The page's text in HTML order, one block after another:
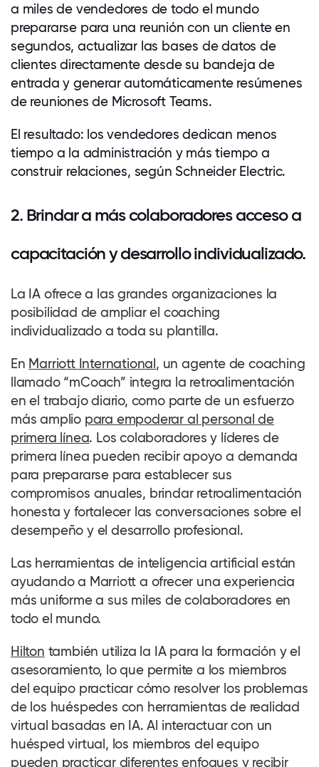
a miles de vendedores de todo el mundo
prepararse para una reunión con un cliente en
segundos, actualizar las bases de datos de
clientes directamente desde su bandeja de
entrada y generar automáticamente resúmenes
de reuniones de Microsoft Teams.
El resultado: los vendedores dedican menos
tiempo a la administración y más tiempo a
construir relaciones, según Schneider Electric.
2. Brindar a máscolaboradoresacceso a
capacitación y desarrollo individualizado.
La IA ofrece a las grandes organizaciones la
posibilidad de ampliar el coaching
individualizado a toda su plantilla.
En Marriott International , un agente de coaching
llamado “mCoach” integra la retroalimentación
en el trabajo diario, como parte de un esfuerzo
más amplio para empoderar al personal de
primera línea. Loscolaboradores y líderes de
primera línea pueden recibir apoyo a demanda
para prepararse para establecer sus
compromisos anuales, brindar retroalimentación
honesta y fortalecer las conversaciones sobre el
desempeño y el desarrollo profesional.
Las herramientas de inteligencia artificial están
ayudando a Marriott a ofrecer una experiencia
más uniforme a sus miles decolaboradores en
todo el mundo.
Hilton también utiliza la IA para la formación y el
asesoramiento, lo que permite a los miembros
del equipo practicar cómo resolver los problemas
de los huéspedes con herramientas de realidad
virtual basadas en IA. Al interactuar con un
huésped virtual, los miembros del equipo
pueden practicar diferentes enfoques y recibir